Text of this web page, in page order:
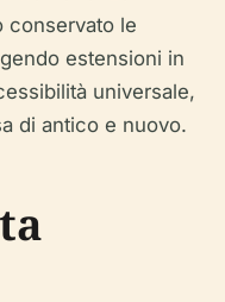
conservato le
estensioni in
universale,
di antico e nuovo.